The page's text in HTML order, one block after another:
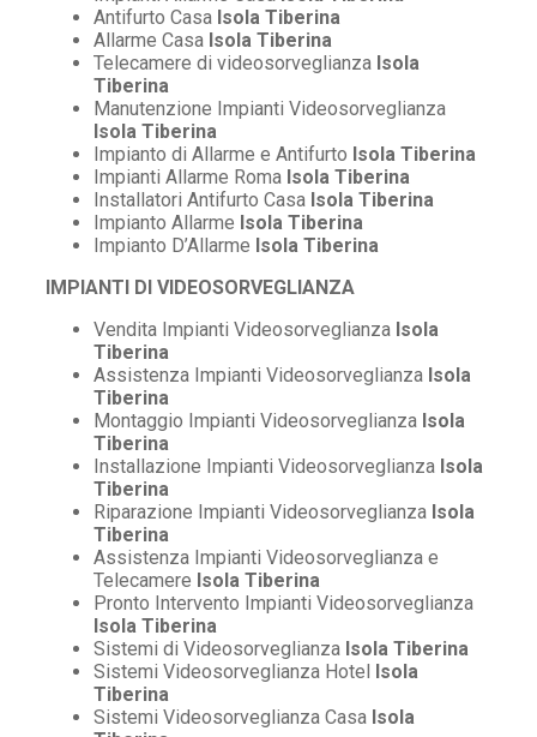
Antifurto Casa Isola Tiberina
Allarme Casa Isola Tiberina
Telecamere di videosorveglianza Isola
Tiberina
Manutenzione Impianti Videosorveglianza
Isola Tiberina
Impianto di Allarme e Antifurto Isola Tiberina
Impianti Allarme Roma Isola Tiberina
Installatori Antifurto Casa Isola Tiberina
Impianto Allarme Isola Tiberina
Impianto D’Allarme Isola Tiberina
IMPIANTI DI VIDEOSORVEGLIANZA
Vendita Impianti Videosorveglianza Isola
Tiberina
Assistenza Impianti Videosorveglianza Isola
Tiberina
Montaggio Impianti Videosorveglianza Isola
Tiberina
Installazione Impianti Videosorveglianza Isola
Tiberina
Riparazione Impianti Videosorveglianza Isola
Tiberina
Assistenza Impianti Videosorveglianza e
Telecamere Isola Tiberina
Pronto Intervento Impianti Videosorveglianza
Isola Tiberina
Sistemi di Videosorveglianza Isola Tiberina
Sistemi Videosorveglianza Hotel Isola
Tiberina
Sistemi Videosorveglianza Casa Isola